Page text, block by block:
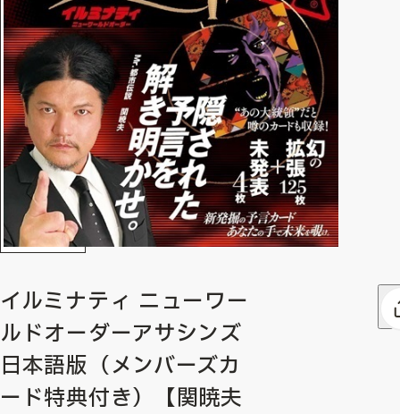
イルミナティ ニューワー
ルドオーダーアサシンズ
日本語版（メンバーズカ
ード特典付き）【関暁夫